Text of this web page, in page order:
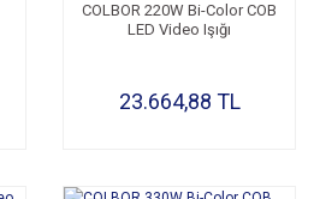
COLBOR 220W Bi-Color COB
LED Video Işığı
23.664,88 TL